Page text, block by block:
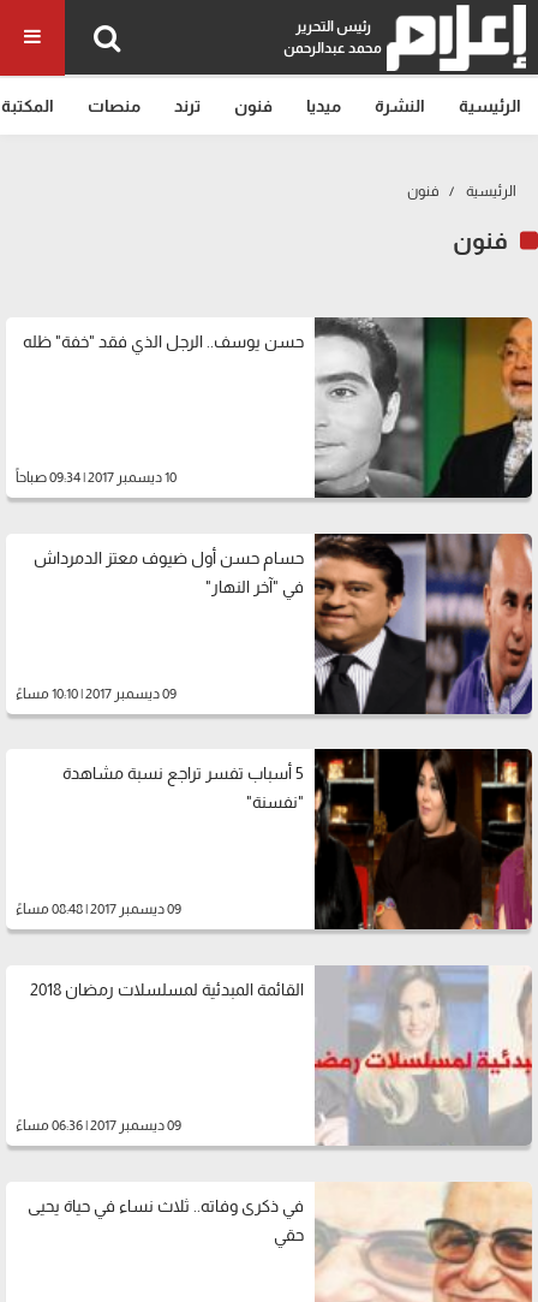
رئيس التحرير
محمد عبدالرحمن
الرئيسية النشرة ميديا فنون ترند منصات المكتبة
الرئيسية فنون
فنون
حسن يوسف.. الرجل الذي فقد "خفة" ظله
10 ديسمبر 2017 | 09:34 صباحاً
حسام حسن أول ضيوف معتز الدمرداش
في "آخر النهار"
09 ديسمبر 2017 | 10:10 مساءً
5 أسباب تفسر تراجع نسبة مشاهدة
"نفسنة"
09 ديسمبر 2017 | 08:48 مساءً
القائمة المبدئية لمسلسلات رمضان 2018
09 ديسمبر 2017 | 06:36 مساءً
في ذكرى وفاته.. ثلاث نساء في حياة يحيى
حقي